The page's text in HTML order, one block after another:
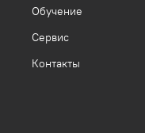
Обучение
Сервис
Контакты